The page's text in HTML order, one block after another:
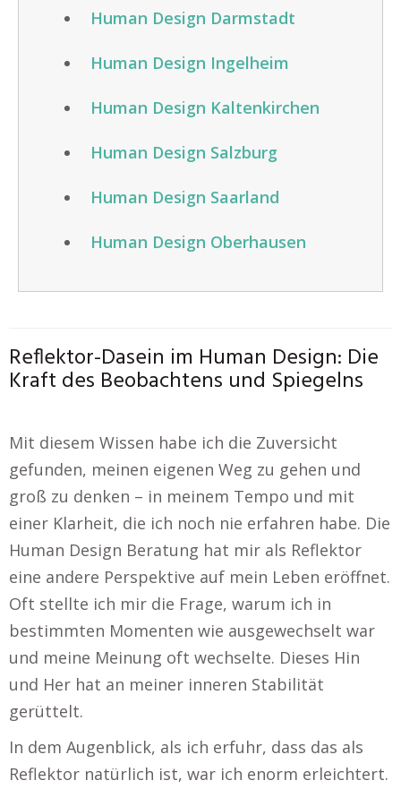
Human Design Darmstadt
Human Design Ingelheim
Human Design Kaltenkirchen
Human Design Salzburg
Human Design Saarland
Human Design Oberhausen
Reflektor-Dasein im Human Design: Die
Kraft des Beobachtens und Spiegelns
Mit diesem Wissen habe ich die Zuversicht
gefunden, meinen eigenen Weg zu gehen und
groß zu denken – in meinem Tempo und mit
einer Klarheit, die ich noch nie erfahren habe. Die
Human Design Beratung hat mir als Reflektor
eine andere Perspektive auf mein Leben eröffnet.
Oft stellte ich mir die Frage, warum ich in
bestimmten Momenten wie ausgewechselt war
und meine Meinung oft wechselte. Dieses Hin
und Her hat an meiner inneren Stabilität
gerüttelt.
In dem Augenblick, als ich erfuhr, dass das als
Reflektor natürlich ist, war ich enorm erleichtert.